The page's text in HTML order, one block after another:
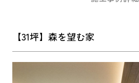
【31坪】森を望む家